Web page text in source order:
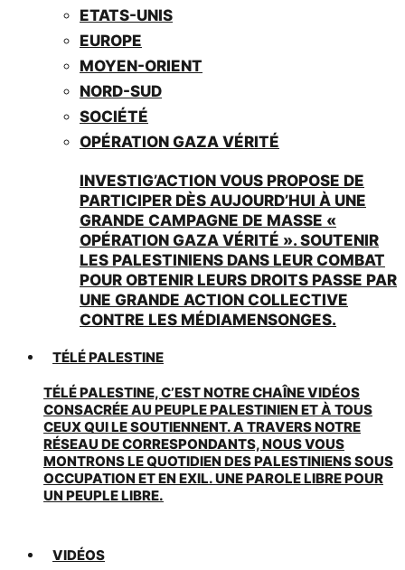
ETATS-UNIS
EUROPE
MOYEN-ORIENT
NORD-SUD
SOCIÉTÉ
OPÉRATION GAZA VÉRITÉ
INVESTIG’ACTION VOUS PROPOSE DE
PARTICIPER DÈS AUJOURD’HUI À UNE
GRANDE CAMPAGNE DE MASSE «
OPÉRATION GAZA VÉRITÉ ». SOUTENIR
LES PALESTINIENS DANS LEUR COMBAT
POUR OBTENIR LEURS DROITS PASSE PAR
UNE GRANDE ACTION COLLECTIVE
CONTRE LES MÉDIAMENSONGES.
TÉLÉ PALESTINE
TÉLÉ PALESTINE, C’EST NOTRE CHAÎNE VIDÉOS
CONSACRÉE AU PEUPLE PALESTINIEN ET À TOUS
CEUX QUI LE SOUTIENNENT. A TRAVERS NOTRE
RÉSEAU DE CORRESPONDANTS, NOUS VOUS
MONTRONS LE QUOTIDIEN DES PALESTINIENS SOUS
OCCUPATION ET EN EXIL. UNE PAROLE LIBRE POUR
UN PEUPLE LIBRE.
VIDÉOS